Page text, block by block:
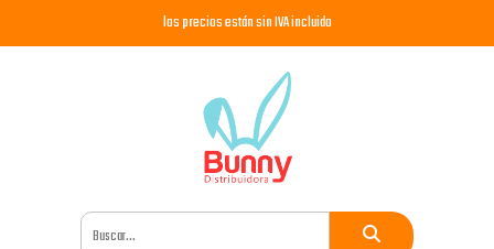
los precios están sin IVA incluido